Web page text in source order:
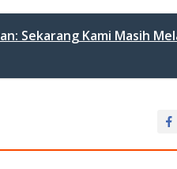
Sekarang Kami Masih